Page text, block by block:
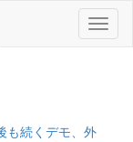
メ
ニ
も続くデモ、外